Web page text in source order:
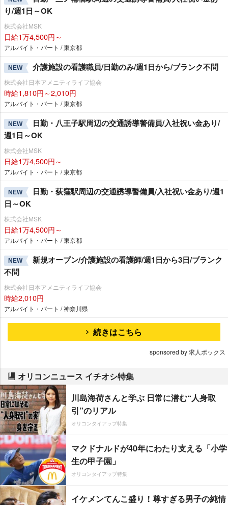
り/週1日～OK
株式会社MSK
日給1万4,500円～
アルバイト・パート / 東京都
NEW 介護施設の看護職員/日勤のみ/週1日から/ブランク不問
株式会社日本アメニティライフ協会
時給1,810円～2,010円
アルバイト・パート / 東京都
NEW
日勤・八王子駅周辺の交通誘導警備員/入社祝い金あり/
週1日～OK
株式会社MSK
日給1万4,500円～
アルバイト・パート / 東京都
NEW
日勤・荻窪駅周辺の交通誘導警備員/入社祝い金あり/週1
日～OK
株式会社MSK
日給1万4,500円～
アルバイト・パート / 東京都
NEW
新規オープン/介護施設の看護師/週1日から3日/ブランク
不問
株式会社日本アメニティライフ協会
時給2,010円
アルバイト・パート / 神奈川県
続きはこちら
sponsored by 求人ボックス
オリコンニュース イチオシ特集
川島海荷さんと学ぶ 日常に潜む“人身取
引”のリアル
オリコンタイアップ特集
マクドナルドが40年にわたり支える「小学
生の甲子園」
オリコンタイアップ特集
イケメンてんこ盛り！尊すぎる男子の純情